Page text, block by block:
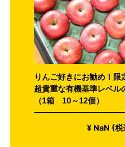
りんご好きにお勧め！限
超貴重な有機基準レベル
（1箱 10～12個）
¥ NaN (税